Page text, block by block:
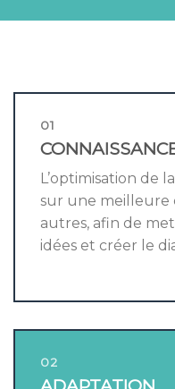
01
L’optimisation de
sur une meilleure
autres, afin de
idées et créer le
02